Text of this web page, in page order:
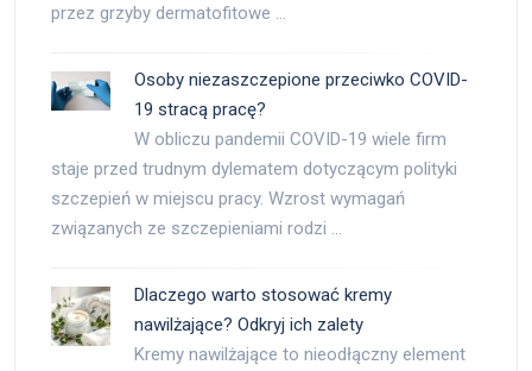
przez grzyby dermatofitowe …
Osoby niezaszczepione przeciwko COVID-
19 stracą pracę?
W obliczu pandemii COVID-19 wiele firm
staje przed trudnym dylematem dotyczącym polityki
szczepień w miejscu pracy. Wzrost wymagań
związanych ze szczepieniami rodzi …
Dlaczego warto stosować kremy
nawilżające? Odkryj ich zalety
Kremy nawilżające to nieodłączny element